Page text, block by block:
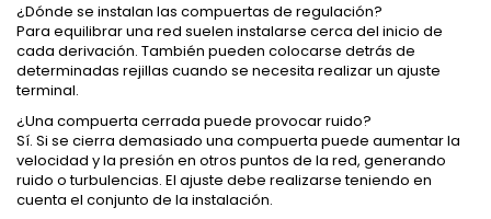
¿Dónde se instalan las compuertas de regulación?
Para equilibrar una red suelen instalarse cerca del inicio de
cada derivación. También pueden colocarse detrás de
determinadas rejillas cuando se necesita realizar un ajuste
terminal.
¿Una compuerta cerrada puede provocar ruido?
Sí. Si se cierra demasiado una compuerta puede aumentar la
velocidad y la presión en otros puntos de la red, generando
ruido o turbulencias. El ajuste debe realizarse teniendo en
cuenta el conjunto de la instalación.